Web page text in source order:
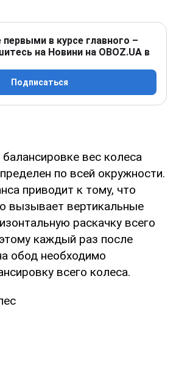
первыми в курсе главного –
на Новини на OBOZ.UA в
Подписаться
вес колеса
по всей окружности.
приводит к тому, что
вызывает вертикальные
раскачку всего
каждый раз после
обод необходимо
всего колеса.